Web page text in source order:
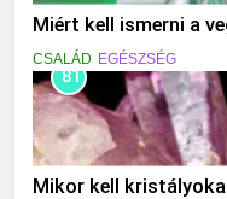
Miért kell ismerni a
CSALÁD EGÉSZSÉG
81
Mikor kell